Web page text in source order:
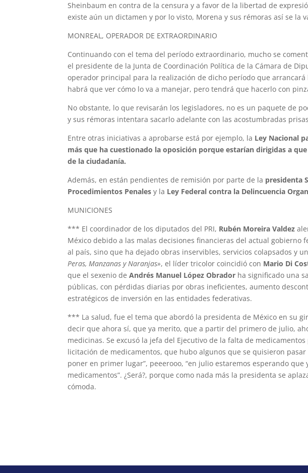
Sheinbaum en contra de la censura y a favor de la libertad de
existe aún un dictamen y por lo visto, Morena y sus rémoras así se la
MONREAL, OPERADOR DE EXTRAORDINARIO
Continuando con el tema del período extraordinario, mucho se
el presidente de la Junta de Coordinación Política de la Cámara de
operador principal para la realización de dicho período que
habrá que ver cómo lo va a manejar, pero tendrá que hacerlo con
No obstante, lo que revisarán los legisladores, no es un paquete de
y sus rémoras intentara sacarlo adelante con las acostumbradas
Entre otras iniciativas a aprobarse está por ejemplo, la Ley Nacional
más que ha cuestionado la oposición porque estarían dirigidas a
de la ciudadanía.
Además, en están pendientes de remisión por parte de la presidenta
Procedimientos Penales y la Ley Federal contra la Delincuencia
MUNICIONES
*** El coordinador de los diputados del PRI, Rubén Moreira Valdez
México debido a las malas decisiones financieras del actual gobierno
al país, sino que ha dejado obras inservibles, servicios colapsados y
Peras, Manzanas y Naranjas», el líder tricolor coincidió con Mario Di
que el sexenio deAndrés Manuel López Obrador ha significado una
públicas, con pérdidas diarias por obras ineficientes, aumento
estratégicos de inversión en las entidades federativas.
*** La salud, fue el tema que abordó la presidenta de México en su
decir que ahora sí, que ya merito, que a partir del primero de julio,
medicinas. Se excusó la jefa del Ejecutivo de la falta de
licitación de medicamentos, que hubo algunos que se quisieron
poner en primer lugar”, peeerooo, “en julio estaremos esperando que
medicamentos”. ¿Será?, porque como nada más la presidenta se
cómoda.